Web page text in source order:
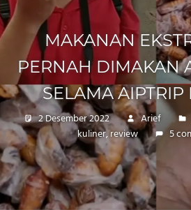
MAKANAN
PERNAH DIMAKAN
SELAMA AIPTRIP
2 Desember 2022 Arief
kuliner,review 5